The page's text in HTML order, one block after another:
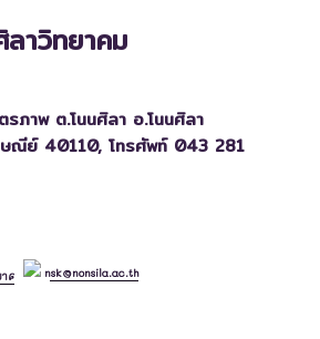
ลาวิทยาคม
ภาพ ต.โนนศิลา อ.โนนศิลา
ษณีย์ 40110, โทรศัพท์ 043 281
ม nsk@nonsila.ac.th